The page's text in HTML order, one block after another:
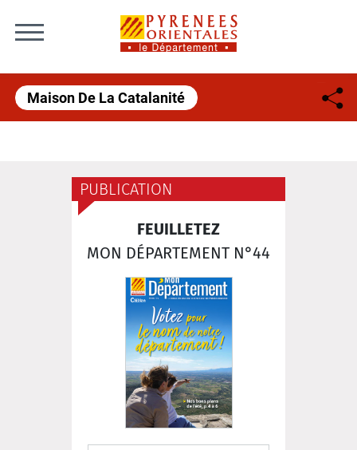
Maison De La Catalanité
PUBLICATION
FEUILLETEZ
MON DÉPARTEMENT N°44